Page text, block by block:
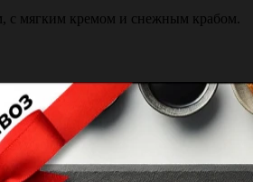
с мягким кремом и снежным крабом.